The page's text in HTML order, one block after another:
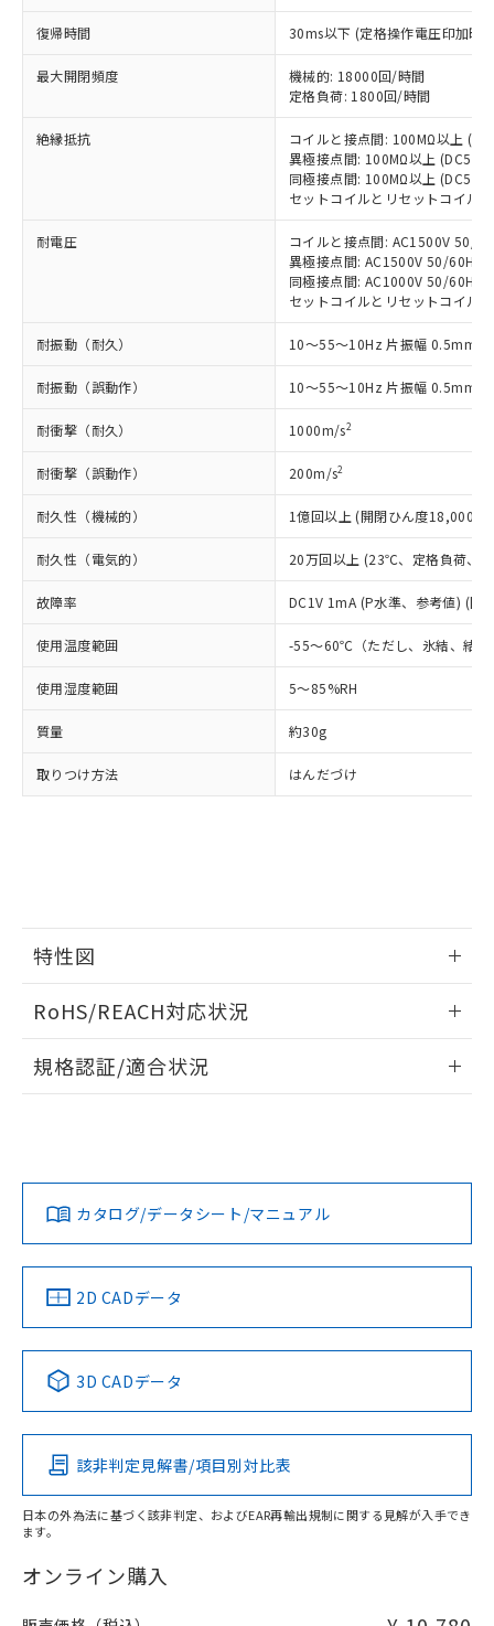
復帰時間 30ms以下 (定格操作電圧印加時
最大開閉頻度
機械的: 18000回/時間
定格負荷: 1800回/時間
絶縁抵抗
コイルと接点間: 100MΩ以上
異極接点間: 100MΩ以上
同極接点間: 100MΩ以上
セットコイルとリセットコイル
耐電圧
コイルと接点間: AC1500V 50/
異極接点間: AC1500V 50/60Hz
同極接点間: AC1000V 50/60Hz
セットコイルとリセットコイル
耐振動（耐久） 10～55～10Hz 片振幅 0.5mm (
耐振動（誤動作） 10～55～10Hz 片振幅 0.5mm (
耐衝撃（耐久） 1000m/s2
耐衝撃（誤動作） 200m/s2
耐久性（機械的） 1億回以上 (開閉ひん度18,000回
耐久性（電気的） 20万回以上 (23℃、定格負荷、
故障率 DC1V 1mA (P水準、参考値) (開
使用温度範囲 -55～60℃（ただし、氷結、結露
使用湿度範囲 5～85%RH
質量 約30g
取りつけ方法 はんだづけ
特性図
開閉容量
RoHS/REACH対応状況
EU RoHS 注意事項・凡例
対応済み
中国 RoHS 注意事項・凡例
Pb Hg Cd Cr(VI)
O
在庫等で未対応品が混在する可能性があります。
問い合わせください。
規格認証/適合状況
LR型式承認
（イギリス
船舶規格）
DNV型式承認
（ノルウェー
BV型式承認
（フランス
KR型式
（韓国
No No No No
この製品の規格認証/適合状況ページへ
その他の認証はこちらのページからご検索ください
カタログ/データシート/マニュアル
2D CADデータ
3D CADデータ
該非判定見解書/項目別対比表
日本の外為法に基づく該非判定、およびEAR再輸出規制に関する見解が入手でき
ます。
オンライン購入
ことをご了承ください。
在庫状況および標準価格照会結果は、
記載している更新日時点での社内デー
タに基づき作成されるものであり、閲
覧された時点での実際の在庫および標
準価格とは異なる場合があることをご
正式な納期状況および標準価格はお客
様のお取引先、またはお客様担当のオ
ムロン制御機器販売店・当社販売員に
オムロン制御機器販売店や当社販売拠
販売ネットワーク
」をご確認
在庫状況および標準価格結果を当社の
事前の承諾なく第三者に漏洩または開
示しないようお願いします。
マイパーツ機能（部品リスト作成サー
ビス）をご利用いただくには、I-Web
メンバーズにご登録されている必要が
あります。
お客様が当ウェブサイト上で当社にご
登録された部品リストについて、当社
品・サービスに関するお客様との取
引・商談に必要な範囲で利用すること
※当社の共同利用者とは、"個人情報
の共同利用に関して"
の「1.共同利
用者の範囲」に記載されている法人を
むを得ず変更することがあります。
*EU RoHS指令（10物質）：
鉛(Pb) 1000ppm以下、 水銀(Hg) 1000ppm以下、 カド
六価クロム(Cr(Ⅵ)) 1000ppm以下、ポリ臭化ビフェニル
類(PBB) 1000ppm以下、ポリ臭化ジフェニルエーテル類
(PBDE) 1000ppm以下、フタル酸ビス(2-エチルヘキシ
ル) (DEHP)(別名：DOP) 1000ppm以下、フタル酸ブチ
ルベンジル（BBP） 1000ppm以下、フタル酸ジブチル
（DBP） 1000ppm以下、フタル酸ジイソブチル
但し、RoHS指令で産業用監視および制御機器に対する
フタル酸エステル類の４物質については閾値を超える意
図的な使用がないことを確認しています。
※2 対応予定月
部品在庫の切り替え状況などにより、予定
月が前後することがあります。
※3 非含有証明書ダウンロード
下記の非含有証明書をダウンロードするこ
EU RoHS指令（10物質）の非含有証明書
51物質の非含有証明書（当社基準）
※本証明書は発行日時点で非含有を証明す
るもので、過去に遡って非含有を証明する
また、RoHS指令のフタル酸エステル類４
物質の対応では、対応完了までの期間は出
荷製品に未対応品が混在することから備考
「－」：未確認です。当社販売部門へお問
い合わせください。
*中国RoHS10物質の基準値 (GB/T26572)：
Pb(鉛) :1000ppm、 Hg(水銀) : 1000ppm、 Cd(カドミウ
Cr(Ⅵ)(六価クロム) : 1000ppm、 PBBs(ポリ臭化ビフェ
ニル類) : 1000ppm、 PBDEs(ポリ臭化ジフェニルエーテ
DBP(フタル酸ジブチル) : 1000ppm、 DIBP(フタル酸ジ
イソブチル) : 1000ppm、 BBP(フタル酸ブチルベンジ
DEHP(フタル酸ビス(2-エチルヘキシル)) : 1000ppm
「ｅ」：有害物質（10物質）のすべてが基
準値以下であることを示します。
「10」：通常の使用状況下において有害物
質が外部に漏えいし、環境に深刻な影響を
「－」：未確認です。当社販売部門へお問
当社は、これら貴社製品のうち、外国
為替および外国貿易法に定める商品
（以下｢規制貨物等」という）を輸出
または国外への提供する場合は、日本
国政府の輸出許可(または役務取引許
可)を取得するなどの必要な手続きを
当社は規制貨物を破棄する場合は、完
全に破砕するなど、違法に輸出されな
いよう必要な手段を講じます。
当社は貴社製品を、核兵器、ミサイ
ル、化学兵器、生物兵器またはその他
武器並びにこれらの製造装置等に一切
場合は、上記1、2および3の内容を当
該第三者に通知します。また当社は、
法に輸出するおそれがある場合は、取
り引きをいたしません。
記
一定数以上の在庫あり
在庫なし(最新の在庫状況につ
いては、お客様のお取引先、ま
たはお客様担当のオムロン制御
機器販売店・当社販売員にご確
白
受注生産機種、また在庫状況の
情報を公開していない機種